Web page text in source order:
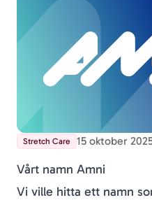
Stretch Care 15 oktober
Vårt namn Amni
Vi ville hitta ett namn